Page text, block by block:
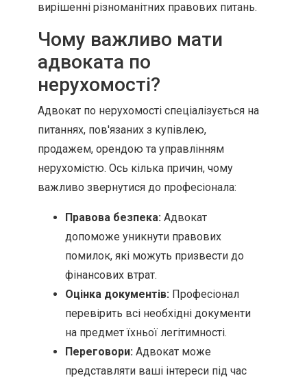
вирішенні різноманітних правових питань.
Чому важливо мати
адвоката по
нерухомості?
Адвокат по нерухомості спеціалізується на
питаннях, пов'язаних з купівлею,
продажем, орендою та управлінням
нерухомістю. Ось кілька причин, чому
важливо звернутися до професіонала:
Правова безпека: Адвокат
допоможе уникнути правових
помилок, які можуть призвести до
фінансових втрат.
Оцінка документів: Професіонал
перевірить всі необхідні документи
на предмет їхньої легітимності.
Переговори: Адвокат може
представляти ваші інтереси під час